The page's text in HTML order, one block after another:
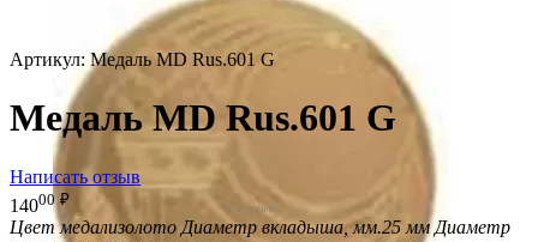
Артикул: Медаль MD Rus.601 G
Медаль MD Rus.601 G
Написать отзыв
14000 ₽
Цвет медализолото Диаметр вкладыша, мм.25 мм Диаметр